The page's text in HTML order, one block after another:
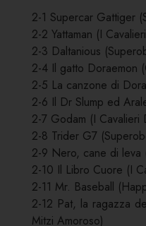
2-1 Supercar Gattiger
2-2 Yattaman (I
2-3 Daltanious
2-4 Il gatto Doraemon
2-5 La canzone di
2-6 Il Dr Slump ed
2-7 Godam (I Cavalieri
2-8 Trider G7
2-9 Nero, cane di leva
2-10 Il Libro Cuore (I
2-11 Mr. Baseball
2-12 Pat, la ragazza
Mitzi Amoroso)